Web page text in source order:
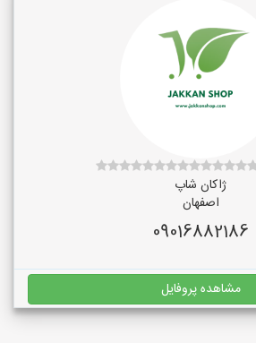
ژاکان شاپ
اصفهان
09016882186
مشاهده پروفایل